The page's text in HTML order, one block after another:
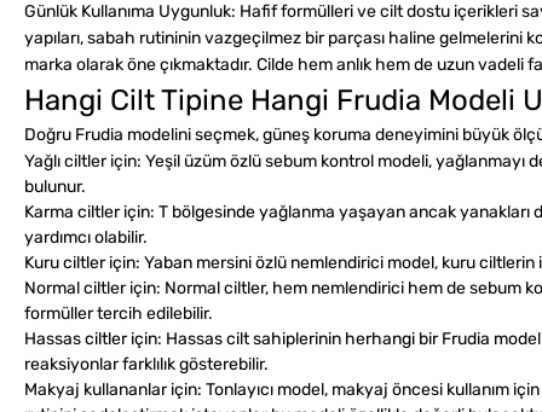
Günlük Kullanıma Uygunluk: Hafif formülleri ve cilt dostu içerikleri
yapıları, sabah rutininin vazgeçilmez bir parçası haline gelmelerini
marka olarak öne çıkmaktadır. Cilde hem anlık hem de uzun
Hangi Cilt Tipine Hangi Frudia Modeli
Doğru Frudia modelini seçmek, güneş koruma deneyimini büyük
Yağlı ciltler için: Yeşil üzüm özlü sebum kontrol modeli, yağlanmayı
bulunur.
Karma ciltler için: T bölgesinde yağlanma yaşayan ancak
yardımcı olabilir.
Kuru ciltler için: Yaban mersini özlü nemlendirici model, kuru
Normal ciltler için: Normal ciltler, hem nemlendirici hem de sebum
formüller tercih edilebilir.
Hassas ciltler için: Hassas cilt sahiplerinin herhangi bir Frudia
reaksiyonlar farklılık gösterebilir.
Makyaj kullananlar için: Tonlayıcı model, makyaj öncesi kullanım